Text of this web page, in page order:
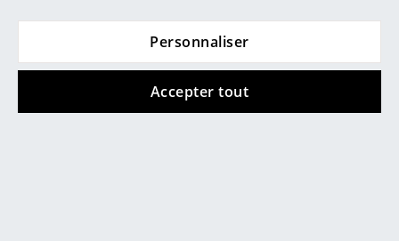
Personnaliser
Accepter tout
Boîtes de rangement